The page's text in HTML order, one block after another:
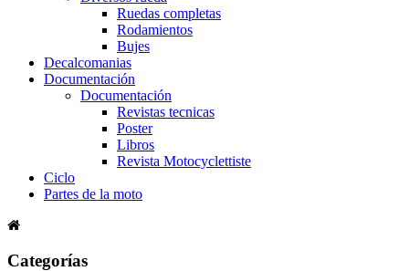
Ruedas completas
Rodamientos
Bujes
Decalcomanias
Documentación
Documentación
Revistas tecnicas
Poster
Libros
Revista Motocyclettiste
Ciclo
Partes de la moto
Categorías